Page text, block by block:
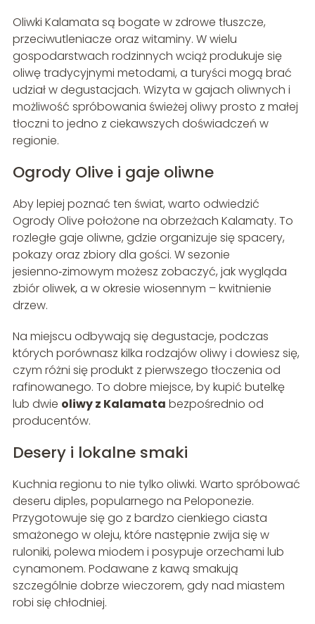
Oliwki Kalamata są bogate w zdrowe tłuszcze,
przeciwutleniacze oraz witaminy. W wielu
gospodarstwach rodzinnych wciąż produkuje się
oliwę tradycyjnymi metodami, a turyści mogą brać
udział w degustacjach. Wizyta w gajach oliwnych i
możliwość spróbowania świeżej oliwy prosto z małej
tłoczni to jedno z ciekawszych doświadczeń w
regionie.
Ogrody Olive i gaje oliwne
Aby lepiej poznać ten świat, warto odwiedzić
Ogrody Olive położone na obrzeżach Kalamaty. To
rozległe gaje oliwne, gdzie organizuje się spacery,
pokazy oraz zbiory dla gości. W sezonie
jesienno‑zimowym możesz zobaczyć, jak wygląda
zbiór oliwek, a w okresie wiosennym – kwitnienie
drzew.
Na miejscu odbywają się degustacje, podczas
których porównasz kilka rodzajów oliwy i dowiesz się,
czym różni się produkt z pierwszego tłoczenia od
rafinowanego. To dobre miejsce, by kupić butelkę
lub dwie oliwy z Kalamata bezpośrednio od
producentów.
Desery i lokalne smaki
Kuchnia regionu to nie tylko oliwki. Warto spróbować
deseru diples, popularnego na Peloponezie.
Przygotowuje się go z bardzo cienkiego ciasta
smażonego w oleju, które następnie zwija się w
ruloniki, polewa miodem i posypuje orzechami lub
cynamonem. Podawane z kawą smakują
szczególnie dobrze wieczorem, gdy nad miastem
robi się chłodniej.